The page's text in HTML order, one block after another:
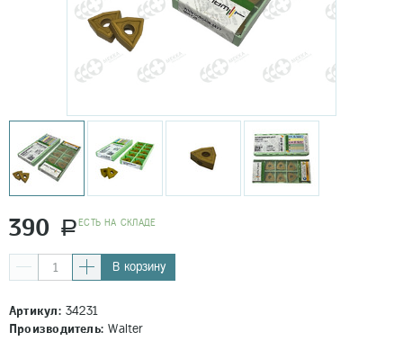
390 aEСТЬ НА СКЛАДЕ
В корзину
Артикул:34231
Производитель: Walter